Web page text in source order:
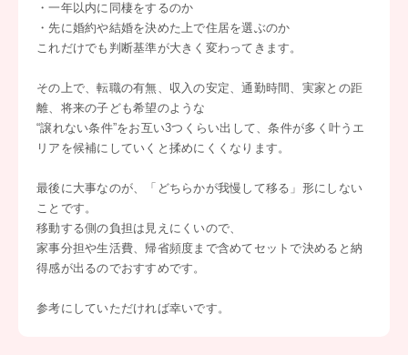
・一年以内に同棲をするのか
・先に婚約や結婚を決めた上で住居を選ぶのか
これだけでも判断基準が大きく変わってきます。
その上で、転職の有無、収入の安定、通勤時間、実家との距
離、将来の子ども希望のような
“譲れない条件”をお互い3つくらい出して、条件が多く叶うエ
リアを候補にしていくと揉めにくくなります。
最後に大事なのが、「どちらかが我慢して移る」形にしない
ことです。
移動する側の負担は見えにくいので、
家事分担や生活費、帰省頻度まで含めてセットで決めると納
得感が出るのでおすすめです。
参考にしていただければ幸いです。